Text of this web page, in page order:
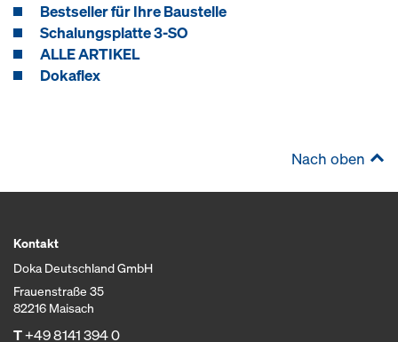
Bestseller für Ihre Baustelle
Schalungsplatte 3-SO
ALLE ARTIKEL
Dokaflex
Nach oben
Kontakt
Doka Deutschland GmbH
Frauenstraße 35
82216 Maisach
T+49 8141 394 0